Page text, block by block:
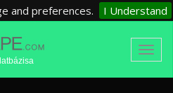
and preferences. I Understand